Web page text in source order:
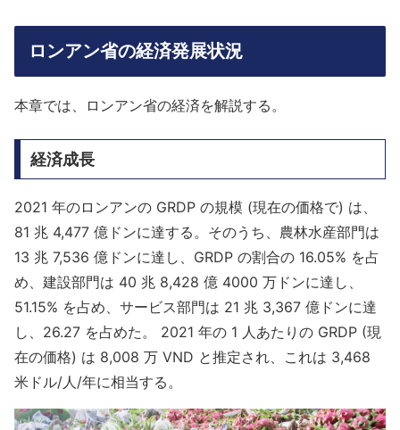
ロンアン省の経済発展状況
本章では、ロンアン省の経済を解説する。
経済成長
2021 年のロンアンの GRDP の規模 (現在の価格で) は、
81 兆 4,477 億ドンに達する。そのうち、農林水産部門は
13 兆 7,536 億ドンに達し、GRDP の割合の 16.05% を占
め、建設部門は 40 兆 8,428 億 4000 万ドンに達し、
51.15% を占め、サービス部門は 21 兆 3,367 億ドンに達
し、26.27 を占めた。 2021 年の 1 人あたりの GRDP (現
在の価格) は 8,008 万 VND と推定され、これは 3,468
米ドル/人/年に相当する。